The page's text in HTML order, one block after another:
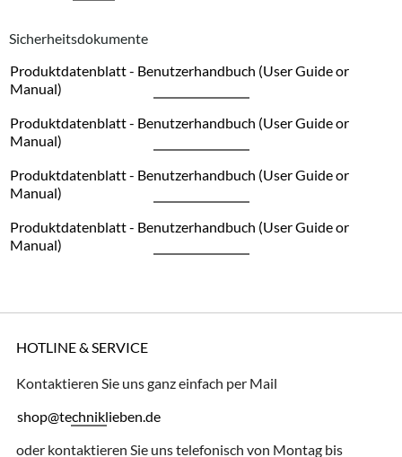
Sicherheitsdokumente
Produktdatenblatt - Benutzerhandbuch (User Guide or
Manual)
Produktdatenblatt - Benutzerhandbuch (User Guide or
Manual)
Produktdatenblatt - Benutzerhandbuch (User Guide or
Manual)
Produktdatenblatt - Benutzerhandbuch (User Guide or
Manual)
HOTLINE & SERVICE
Kontaktieren Sie uns ganz einfach per Mail
shop@techniklieben.de
oder kontaktieren Sie uns telefonisch von Montag bis